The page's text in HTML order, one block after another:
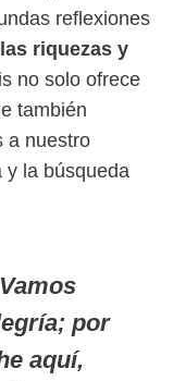
reflexiones
riquezas y
no solo ofrece
también
a nuestro
y la búsqueda
por
aquí,